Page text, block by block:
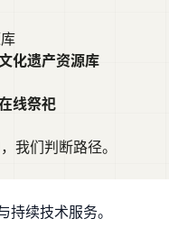
化遗产资源库
线祭祀
我们判断路径。
续技术服务。